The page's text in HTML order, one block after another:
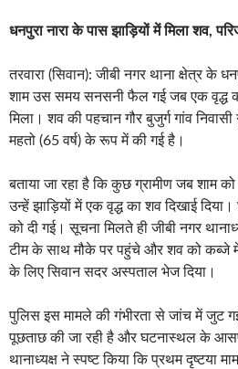
धनपुरा नारा के पास झाड़ियों में मिला शव,
तरवारा (सिवान): जीबी नगर थाना क्षेत्र के
शाम उस समय सनसनी फैल गई जब एक वृद्ध
मिला। शव की पहचान गौर बुजुर्ग गांव
महतो (65 वर्ष) के रूप में की गई है।
बताया जा रहा है कि कुछ ग्रामीण जब शाम
उन्हें झाड़ियों में एक वृद्ध का शव दिखाई
को दी गई। सूचना मिलते ही जीबी नगर
टीम के साथ मौके पर पहुंचे और शव को कब्जे में
के लिए सिवान सदर अस्पताल भेज दिया।
पुलिस इस मामले की गंभीरता से जांच में जुट
पूछताछ की जा रही है और घटनास्थल के
थानाध्यक्ष ने स्पष्ट किया कि प्रथम दृष्टया